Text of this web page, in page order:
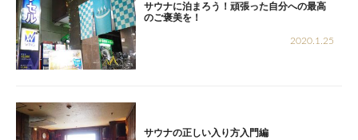
サウナに泊まろう！頑張った自分への最高
のご褒美を！
2020.1.25
サウナの正しい入り方入門編